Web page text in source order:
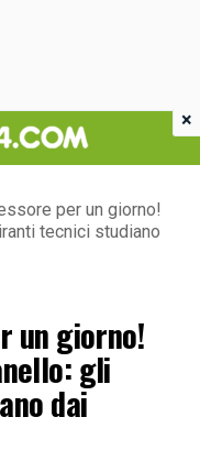
per un giorno!
tecnici studiano
un giorno!
gli
dai
×